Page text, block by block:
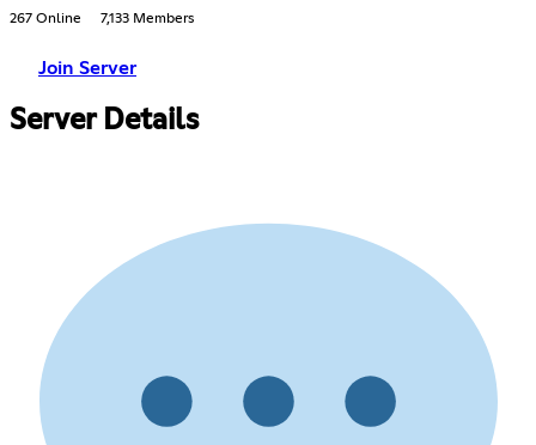
267 Online 7,133 Members
Join Server
Server Details